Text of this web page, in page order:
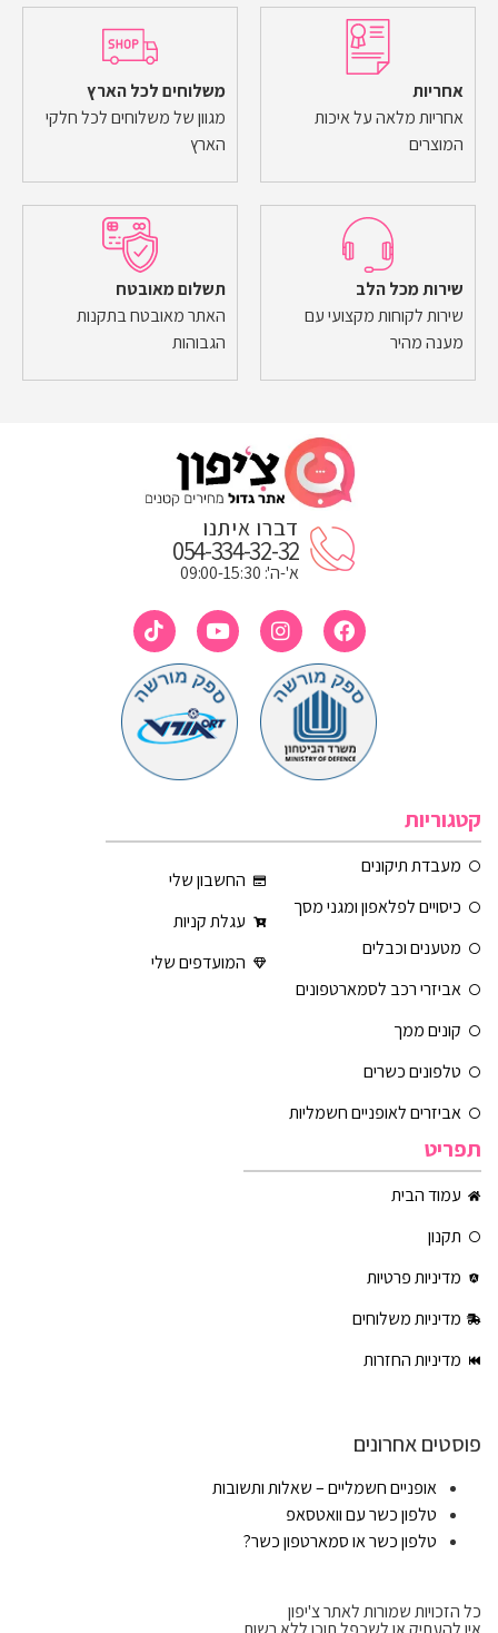
אחריות
אחריות מלאה על איכות
המוצרים
משלוחים לכל הארץ
מגוון של משלוחים לכל חלקי
הארץ
שירות מכל הלב
שירות לקוחות מקצועי עם
מענה מהיר
תשלום מאובטח
האתר מאובטח בתקנות
הגבוהות
דברו איתנו
054-334-32-32
א'-ה': 09:00-15:30
קטגוריות
מעבדת תיקונים
כיסויים לפלאפון ומגני מסך
מטענים וכבלים
אביזרי רכב לסמארטפונים
קונים ממך
טלפונים כשרים
אביזרים לאופניים חשמליות
החשבון שלי
עגלת קניות
המועדפים שלי
תפריט
עמוד הבית
תקנון
מדיניות פרטיות
מדיניות משלוחים
מדיניות החזרות
פוסטים אחרונים
אופניים חשמליים – שאלות ותשובות
טלפון כשר עם וואטסאפ
טלפון כשר או סמארטפון כשר?
כל הזכויות שמורות לאתר צ'יפון